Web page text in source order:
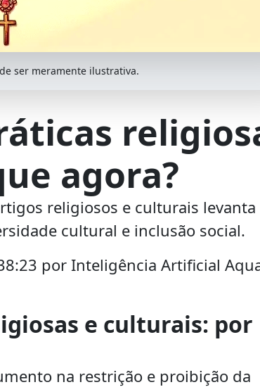
ser meramente ilustrativa.
agora?
religiosos e culturais levanta
cultural e inclusão social.
por Inteligência Artificial
e culturais: por
na restrição e proibição da